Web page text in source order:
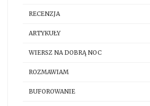
RECENZJA
ARTYKUŁY
WIERSZ NA DOBRĄ NOC
ROZMAWIAM
BUFOROWANIE